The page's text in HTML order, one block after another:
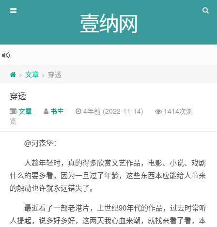
壹纳网
> 文章 > 穿透
穿透
文章 书生 4年前 (2022-11-14)
1414次浏
览
@河森堡：
人趁年轻时，真的得多欣赏文艺作品，电影、小说、戏剧
什么的要多看，因为一旦过了年龄，这些东西本应能给人带来
的触动也许就永远错失了。
最近看了一部老港片，上世纪90年代的作品，过去时常听
人提起，说多好多好，这两天我心血来潮，就找来看了看，本